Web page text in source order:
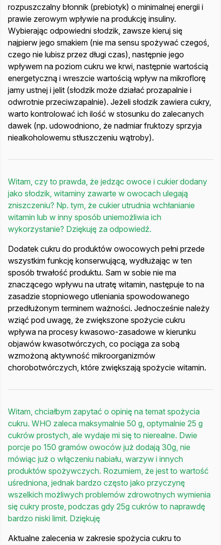
rozpuszczalny błonnik (prebiotyk) o minimalnej energii i
prawie zerowym wpływie na produkcję insuliny.
Wybierając odpowiedni słodzik, zawsze kieruj się
najpierw jego smakiem (nie ma sensu spożywać czegoś,
czego nie lubisz przez długi czas), następnie jego
wpływem na poziom cukru we krwi, następnie wartością
energetyczną i wreszcie wartością wpływ na mikroflorę
jamy ustnej i jelit (słodzik może działać prozapalnie i
odwrotnie przeciwzapalnie). Jeżeli słodzik zawiera cukry,
warto kontrolować ich ilość w stosunku do zalecanych
dawek (np. udowodniono, że nadmiar fruktozy sprzyja
niealkoholowemu stłuszczeniu wątroby).
Witam, czy to prawda, że jedząc owoce i cukier dodany
jako słodzik, witaminy zawarte w owocach ulegają
zniszczeniu? Np. tym, że cukier utrudnia wchłanianie
witamin lub w inny sposób uniemożliwia ich
wykorzystanie? Dziękuję za odpowiedź.
Dodatek cukru do produktów owocowych pełni przede
wszystkim funkcję konserwującą, wydłużając w ten
sposób trwałość produktu. Sam w sobie nie ma
znaczącego wpływu na utratę witamin, następuje to na
zasadzie stopniowego utleniania spowodowanego
przedłużonym terminem ważności. Jednocześnie należy
wziąć pod uwagę, że zwiększone spożycie cukru
wpływa na procesy kwasowo-zasadowe w kierunku
objawów kwasotwórczych, co pociąga za sobą
wzmożoną aktywność mikroorganizmów
chorobotwórczych, które zwiększają spożycie witamin.
Witam, chciałbym zapytać o opinię na temat spożycia
cukru. WHO zaleca maksymalnie 50 g, optymalnie 25 g
cukrów prostych, ale wydaje mi się to nierealne. Dwie
porcje po 150 gramów owoców już dodają 30g, nie
mówiąc już o włączeniu nabiału, warzyw i innych
produktów spożywczych. Rozumiem, że jest to wartość
uśredniona, jednak bardzo często jako przyczynę
wszelkich możliwych problemów zdrowotnych wymienia
się cukry proste, podczas gdy 25g cukrów to naprawdę
bardzo niski limit. Dziękuję
Aktualne zalecenia w zakresie spożycia cukru to